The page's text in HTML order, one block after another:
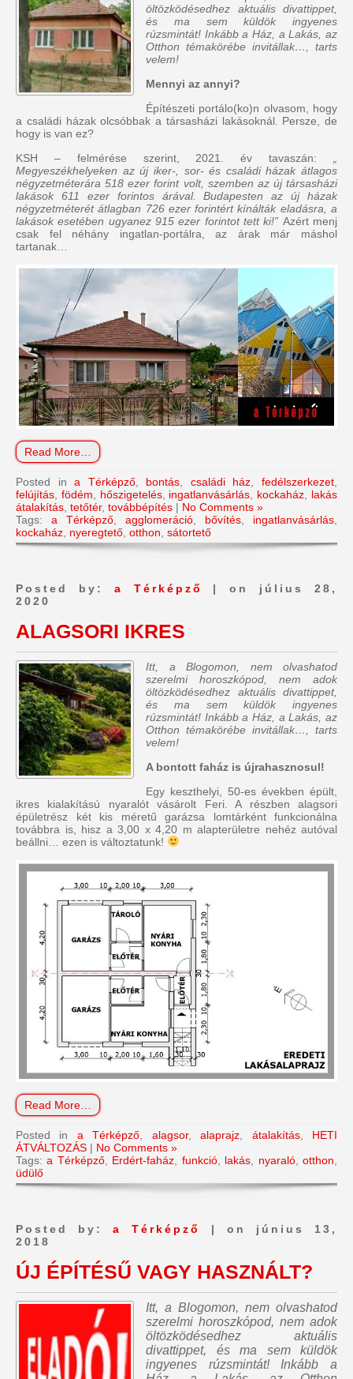
öltözködésedhez aktuális divattippet,
és ma sem küldök ingyenes
rúzsmintát! Inkább a Ház, a Lakás, az
Otthon témakörébe invitállak…, tarts
velem!
Mennyi az annyi?
Építészeti portálo(ko)n olvasom, hogy
a családi házak olcsóbbak a társasházi lakásoknál. Persze, de
hogy is van ez?
KSH – felmérése szerint, 2021. év tavaszán:
Megyeszékhelyeken az új iker-, sor- és családi házak átlagos
négyzetméterára 518 ezer forint volt, szemben az új társasházi
lakások 611 ezer forintos árával. Budapesten az új házak
négyzetméterét átlagban 726 ezer forintért kínálták eladásra, a
lakások esetében ugyanez 915 ezer forintot tett ki!” Azért menj
csak fel néhány ingatlan-portálra, az árak már máshol
tartanak…
Read More…
Posted ina Térképző, bontás családi ház ,fedélszerkezet
felújítás födém hőszigetelés, ingatlanvásárlás kockaház
lakás
átalakítás tetőtér, továbbépítés | No Comments »
Tags: a Térképző agglomeráció bővítés ingatlanvásárlás
kockaház nyeregtető otthon sátortető
Posted by: a Térképző
| on július 28,
2020
ALAGSORI IKRES
Itt, a Blogomon, nem olvashatod
szerelmi horoszkópod, nem adok
öltözködésedhez aktuális divattippet,
és ma sem küldök ingyenes
rúzsmintát! Inkább a Ház, a Lakás, az
Otthon témakörébe invitállak…, tarts
velem!
A bontott faház is újrahasznosul!
Egy keszthelyi, 50-es években épült,
ikres kialakítású nyaralót vásárolt Feri. A részben alagsori
épületrész két kis méretű garázsa lomtárként funkcionálna
továbbra is, hisz a 3,00 x 4,20 m alapterületre nehéz autóval
beállni… ezen is változtatunk!
Read More…
Posted in a Térképző alagsor,alaprajz átalakítás, HETI
ÁTVÁLTOZÁS | No Comments »
Tags:a Térképző, Erdért-faház funkció, lakás nyaraló,otthon
üdülő
Posted by:a Térképző
| on június 13,
2018
ÚJ ÉPÍTÉSŰ VAGY HASZNÁLT?
Itt, a Blogomon, nem olvashatod
szerelmi horoszkópod, nem adok
öltözködésedhez aktuális
divattippet, és ma sem küldök
ingyenes rúzsmintát! Inkább a